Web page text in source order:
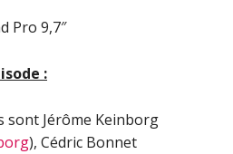
Pro 9,7″
:
sont Jérôme Keinborg
), Cédric Bonnet